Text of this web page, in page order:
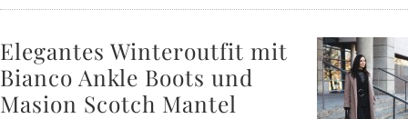
Elegantes Winteroutfit mit
Bianco Ankle Boots und
Masion Scotch Mantel